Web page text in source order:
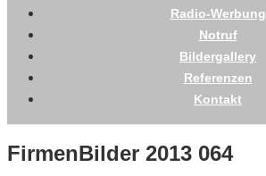
Radio-Werbung
Notruf
Bildergallery
Referenzen
Kontakt
FirmenBilder 2013 064